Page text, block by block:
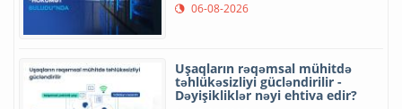
06-08-2026
Uşaqların rəqəmsal mühitdə
təhlükəsizliyi gücləndirilir -
Dəyişikliklər nəyi ehtiva edir?